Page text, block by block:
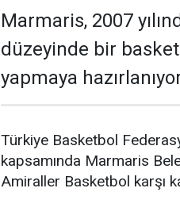
Marmaris, 2007
düzeyinde bir
yapmaya
Türkiye Basketbol
kapsamında Marmaris
Amiraller Basketbol karşı